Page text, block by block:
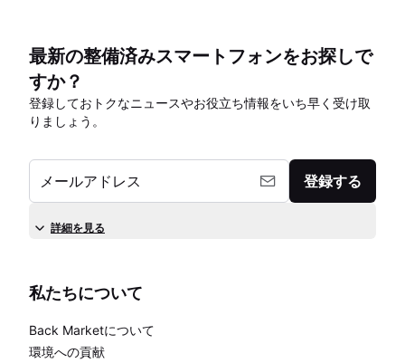
最新の整備済みスマートフォンをお探しで
すか？
登録しておトクなニュースやお役立ち情報をいち早く受け取
りましょう。
メールアドレス 登録する
詳細を見る
私たちについて
Back Marketについて
環境への貢献